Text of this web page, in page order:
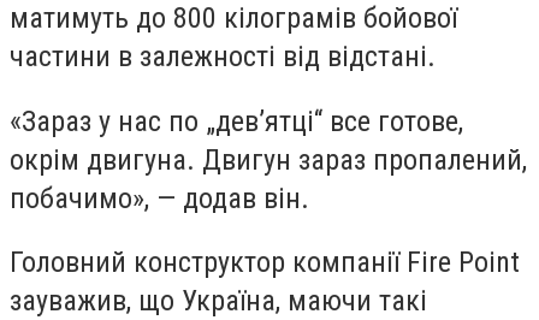
матимуть до 800 кілограмів бойової
частини в залежності від відстані.
«Зараз у нас по „дев’ятці“ все готове,
окрім двигуна. Двигун зараз пропалений,
побачимо», — додав він.
Головний конструктор компанії Fire Point
зауважив, що Україна, маючи такі